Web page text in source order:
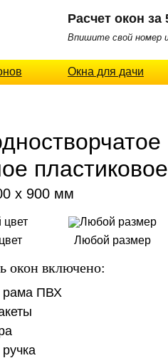
Расчет окон за
Впишите свой номер
Окна для дачи
пластиковое
х 900 мм
Любой размер
окон включено:
рама ПВХ